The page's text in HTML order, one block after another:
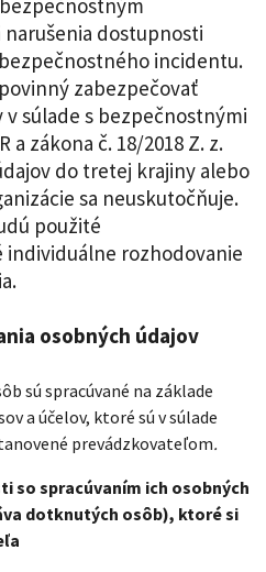
dostupnosti
incidentu.
zabezpečovať
v súlade s bezpečnostnými
a zákona č. 18/2018 Z. z.
do tretej krajiny alebo
sa neuskutočňuje.
použité
individuálne rozhodovanie
osobných údajov
sú spracúvané na základe
a účelov, ktoré sú v súlade
prevádzkovateľom.
so spracúvaním ich osobných
dotknutých osôb), ktoré si